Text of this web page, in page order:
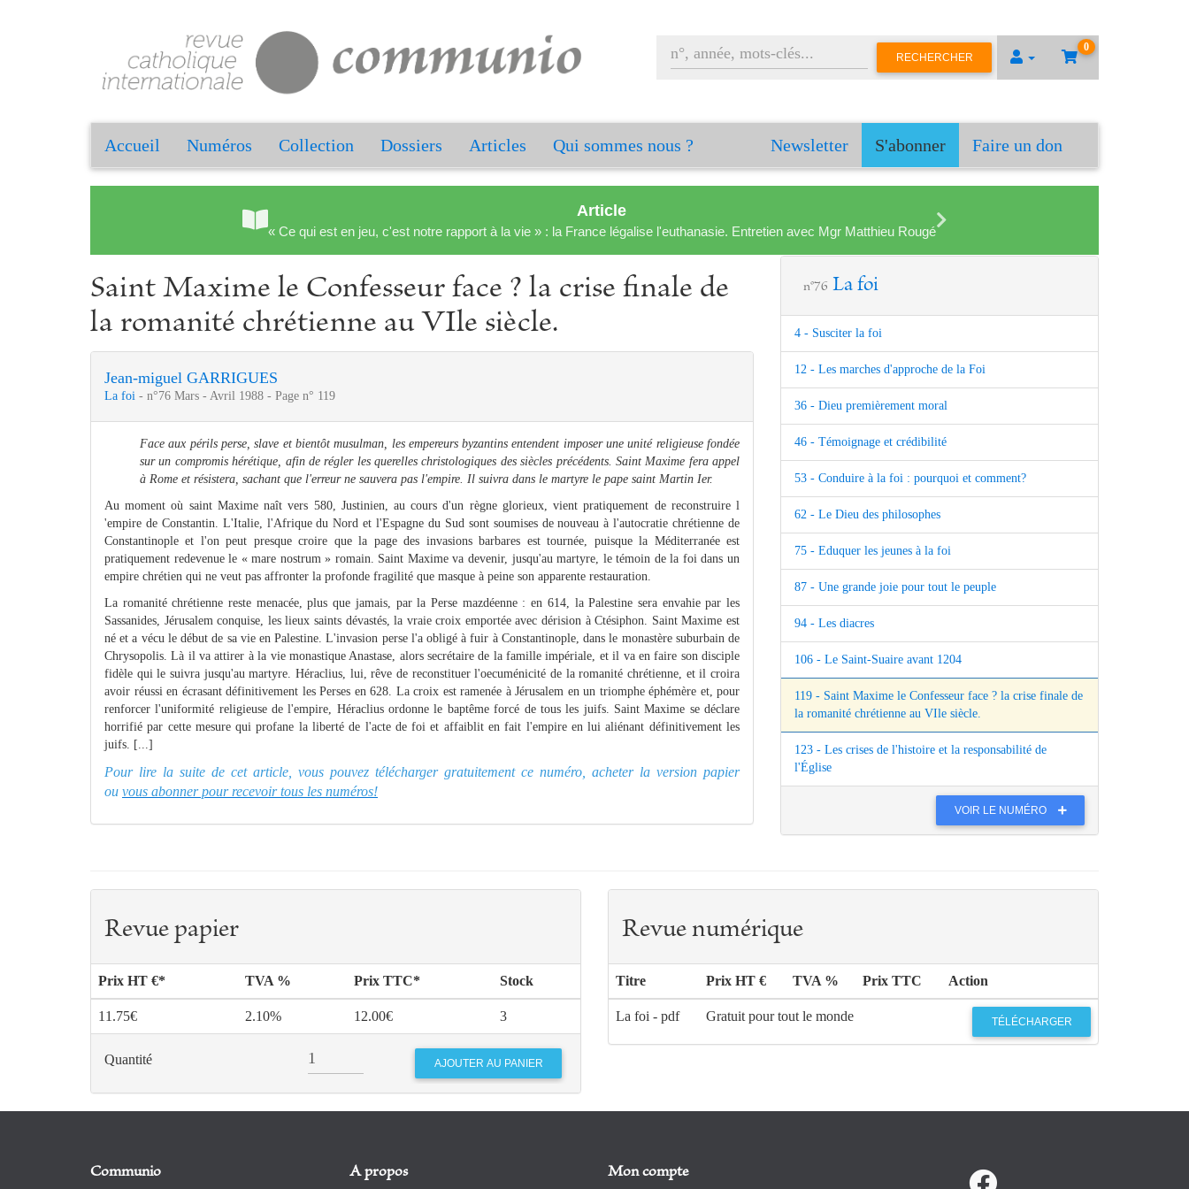
0
RECHERCHER
Accueil Numéros Collection Dossiers Articles Qui sommes nous ? Newsletter S'abonner Faire un don
Article
« Ce qui est en jeu, c'est notre rapport à la vie » : la France légalise l'euthanasie. Entretien avec Mgr Matthieu Rougé
Saint Maxime le Confesseur face ? la crise finale de
la romanité chrétienne au VIle siècle.
Jean-miguel GARRIGUES
La foi - n°76 Mars - Avril 1988 - Page n° 119
Face aux périls perse, slave et bientôt musulman, les empereurs byzantins entendent imposer une unité religieuse fondée
sur un compromis hérétique, afin de régler les querelles christologiques des siècles précédents. Saint Maxime fera appel
à Rome et résistera, sachant que l'erreur ne sauvera pas l'empire. Il suivra dans le martyre le pape saint Martin Ier.
Au moment où saint Maxime naît vers 580, Justinien, au cours d'un règne glorieux, vient pratiquement de reconstruire l
'empire de Constantin. L'Italie, l'Afrique du Nord et l'Espagne du Sud sont soumises de nouveau à l'autocratie chrétienne de
Constantinople et l'on peut presque croire que la page des invasions barbares est tournée, puisque la Méditerranée est
pratiquement redevenue le « mare nostrum » romain. Saint Maxime va devenir, jusqu'au martyre, le témoin de la foi dans un
empire chrétien qui ne veut pas affronter la profonde fragilité que masque à peine son apparente restauration.
La romanité chrétienne reste menacée, plus que jamais, par la Perse mazdéenne : en 614, la Palestine sera envahie par les
Sassanides, Jérusalem conquise, les lieux saints dévastés, la vraie croix emportée avec dérision à Ctésiphon. Saint Maxime est
né et a vécu le début de sa vie en Palestine. L'invasion perse l'a obligé à fuir à Constantinople, dans le monastère suburbain de
Chrysopolis. Là il va attirer à la vie monastique Anastase, alors secrétaire de la famille impériale, et il va en faire son disciple
fidèle qui le suivra jusqu'au martyre. Héraclius, lui, rêve de reconstituer l'oecuménicité de la romanité chrétienne, et il croira
avoir réussi en écrasant définitivement les Perses en 628. La croix est ramenée à Jérusalem en un triomphe éphémère et, pour
renforcer l'uniformité religieuse de l'empire, Héraclius ordonne le baptême forcé de tous les juifs. Saint Maxime se déclare
horrifié par cette mesure qui profane la liberté de l'acte de foi et affaiblit en fait l'empire en lui aliénant définitivement les
juifs. [...]
Pour lire la suite de cet article, vous pouvez télécharger gratuitement ce numéro, acheter la version papier
ou vous abonner pour recevoir tous les numéros!
n°76 La foi
4 - Susciter la foi
12 - Les marches d'approche de la Foi
36 - Dieu premièrement moral
46 - Témoignage et crédibilité
53 - Conduire à la foi : pourquoi et comment?
62 - Le Dieu des philosophes
75 - Eduquer les jeunes à la foi
87 - Une grande joie pour tout le peuple
94 - Les diacres
106 - Le Saint-Suaire avant 1204
119 - Saint Maxime le Confesseur face ? la crise finale de
la romanité chrétienne au VIle siècle.
123 - Les crises de l'histoire et la responsabilité de
l'Église
VOIR LE NUMÉRO
Revue papier
Prix HT €* TVA % Prix TTC* Stock
11.75€ 2.10% 12.00€ 3
Quantité
Revue numérique
Titre Prix HT € TVA % Prix TTC Action
La foi - pdf Gratuit pour tout le monde TÉLÉCHARGER
Communio A propos Mon compte